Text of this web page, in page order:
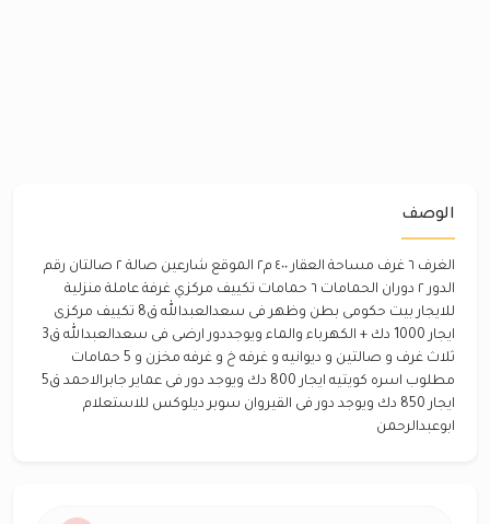
الوصف
الغرف ٦ غرف مساحة العقار ٤٠٠ م٢ الموقع شارعين صالة ٢ صالتان رقم
الدور ٢ دوران الحمامات ٦ حمامات تكييف مركزي غرفة عاملة منزلية
للايجار بيت حكومى بطن وظهر فى سعدالعبدالله ق8 تكييف مركزى
ايجار 1000 دك + الكهرباء والماء ويوجددور ارضى فى سعدالعبدالله ق3
ثلاث غرف و صالتين و ديوانيه و غرفه خ و غرفه مخزن و 5 حمامات
مطلوب اسره كويتيه ايجار 800 دك ويوجد دور فى عماير جابرالاحمد ق5
ايجار 850 دك ويوجد دور فى القيروان سوبر ديلوكس للاستعلام
ابوعبدالرحمن